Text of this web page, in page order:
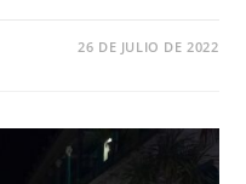
26 DE JULIO DE 2022